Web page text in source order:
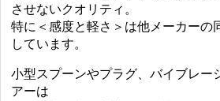
させないクオリティ。
特に＜感度と軽さ＞は他メーカーの
しています。
小型スプーンやプラグ、バイブレー
アーは